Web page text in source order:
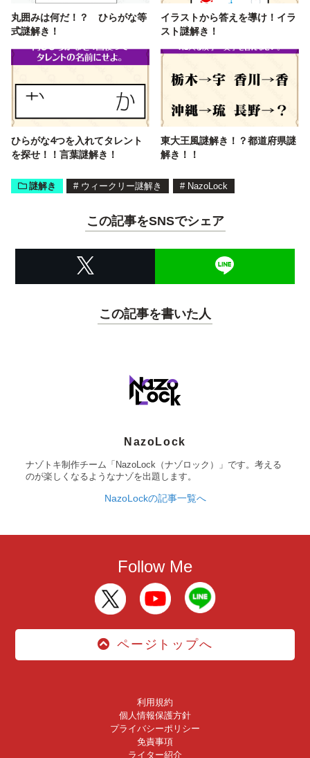
丸囲みは何だ！？ ひらがな等
式謎解き！
イラストから答えを導け！イラ
スト謎解き！
ひらがな4つを入れてタレント
を探せ！！言葉謎解き！
東大王風謎解き！？都道府県謎
解き！！
謎解き # ウィークリー謎解き # NazoLock
この記事をSNSでシェア
この記事を書いた人
NazoLock
ナゾトキ制作チーム「NazoLock（ナゾロック）」です。考える
のが楽しくなるようなナゾを出題します。
NazoLockの記事一覧へ
Follow Me
ページトップへ
利用規約
個人情報保護方針
プライバシーポリシー
免責事項
ライター紹介